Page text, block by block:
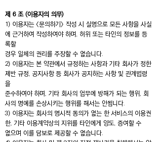
제 6 조 (이용자의 의무)
1) 이용자는 <문의하기> 작성 시 실명으로 모든 사항을 사실
에 근거하여 작성하여야 하며, 허위 또는 타인의 정보를 등
록할
경우 일체의 권리를 주장할 수 없습니다.
2) 이용자는 본 약관에서 규정하는 사항과 기타 회사가 정한
제반 규정, 공지사항 등 회사가 공지하는 사항 및 관계법령
을
준수하여야 하며, 기타 회사의 업무에 방해가 되는 행위, 회
사의 명예를 손상시키는 행위를 해서는 안됩니다.
3) 이용자는 회사의 명시적 동의가 없는 한 서비스의 이용권
한, 기타 이용계약상의 지위를 타인에게 양도, 증여할 수
없으며 이를 담보로 제공할 수 없습니다.